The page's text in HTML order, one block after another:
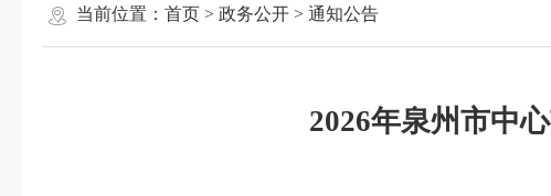
当前位置：首页 >政务公开 >通知公告
2026年泉州市中